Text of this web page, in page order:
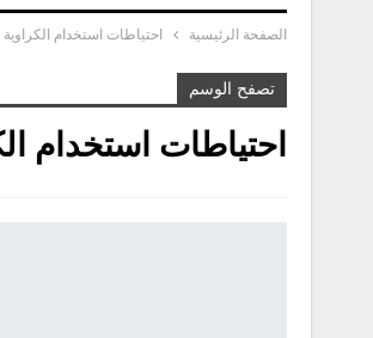
الصفحة الرئيسية احتياطات استخدام
تصفح الوسم
احتياطات استخدام